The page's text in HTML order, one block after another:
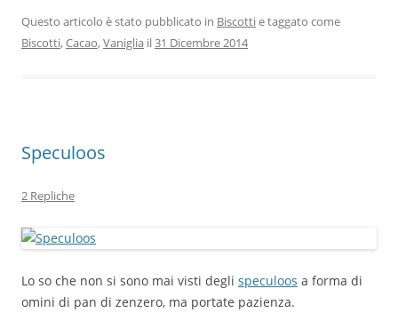
Questo articolo è stato pubblicato in Biscottie taggato come
Biscotti,Cacao,Vaniglia il31 Dicembre 2014
Speculoos
2 Repliche
Lo so che non si sono mai visti degli speculoos a forma di
omini di pan di zenzero, ma portate pazienza.